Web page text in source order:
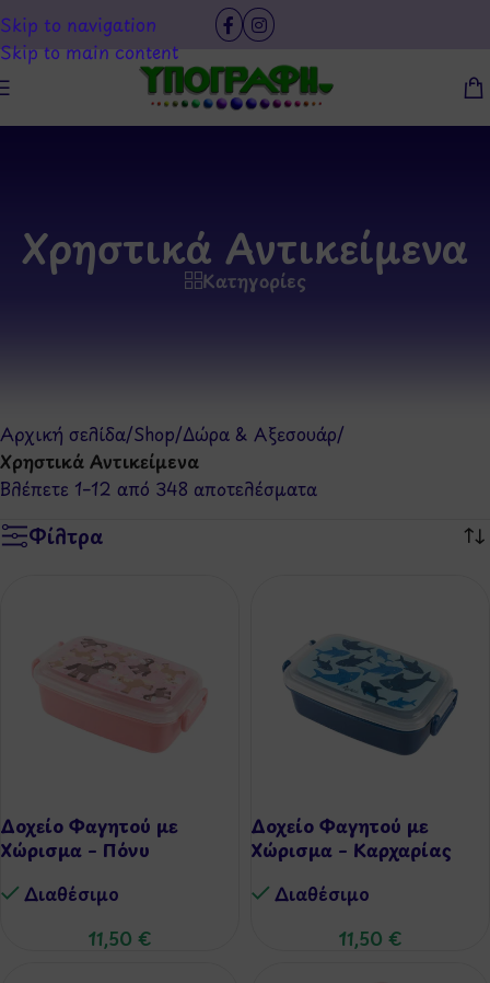
Skip to navigation
Skip to main content
Χρηστικά Αντικείμενα
Κατηγορίες
Αρχική σελίδα/Shop/Δώρα & Αξεσουάρ/
Χρηστικά Αντικείμενα
Βλέπετε 1–12 από 348 αποτελέσματα
Φίλτρα
Δοχείο Φαγητού με
Χώρισμα – Πόνυ
Διαθέσιμo
11,50 €
Δοχείο Φαγητού με
Χώρισμα – Καρχαρίας
Διαθέσιμo
11,50 €